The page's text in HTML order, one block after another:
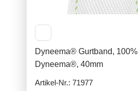
Dyneema® Gurtband, 100%
Dyneema®, 40mm
Artikel-Nr.: 71977